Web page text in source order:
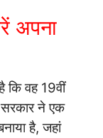
अपना
कि वह 19वीं
सरकार ने एक
है, जहां